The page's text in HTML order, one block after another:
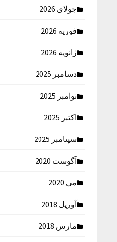
جولای 2026
فوریه 2026
ژانویه 2026
دسامبر 2025
نوامبر 2025
اکتبر 2025
سپتامبر 2025
آگوست 2020
می 2020
آوریل 2018
مارس 2018